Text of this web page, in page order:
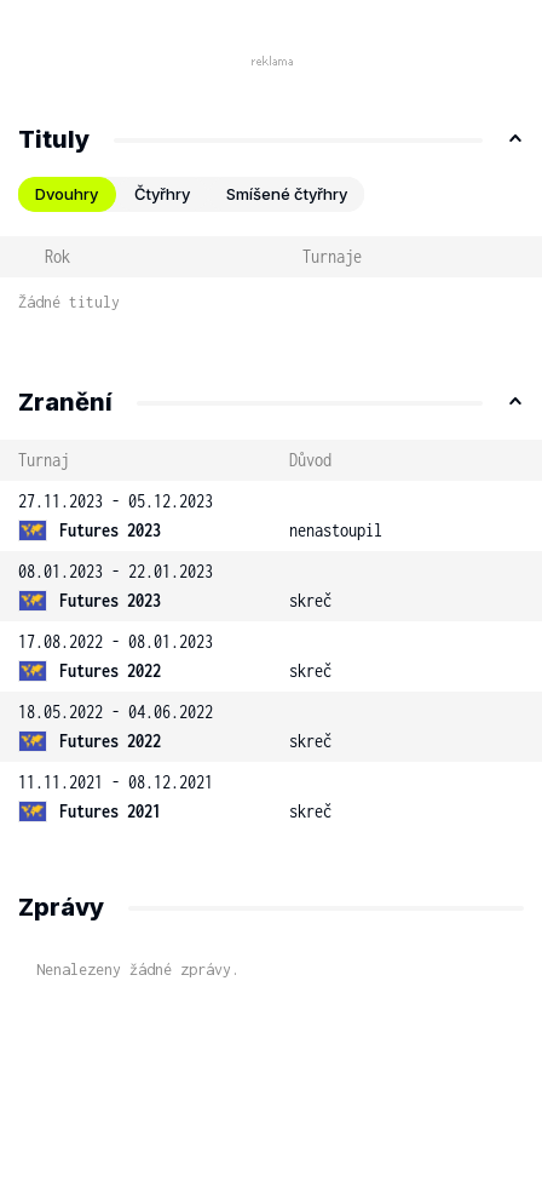
Tituly
Dvouhry Čtyřhry Smíšené čtyřhry
Rok Turnaje
Žádné tituly
Zranění
Turnaj
Důvod
27.11.2023 - 05.12.2023
Futures 2023
nenastoupil
08.01.2023 - 22.01.2023
Futures 2023
skreč
17.08.2022 - 08.01.2023
Futures 2022
skreč
18.05.2022 - 04.06.2022
Futures 2022
skreč
11.11.2021 - 08.12.2021
Futures 2021
skreč
Zprávy
Nenalezeny žádné zprávy.